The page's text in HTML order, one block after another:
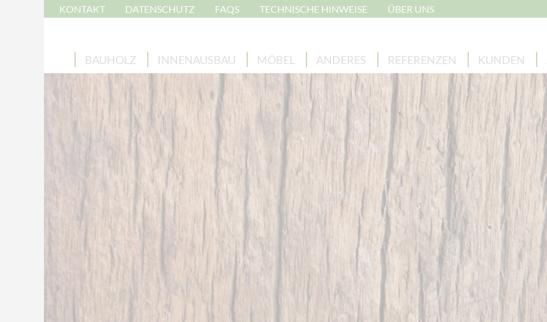
KONTAKT DATENSCHUTZ FAQS TECHNISCHE HINWEISE ÜBER UNS
BAUHOLZ INNENAUSBAU MÖBEL ANDERES REFERENZEN KUNDEN